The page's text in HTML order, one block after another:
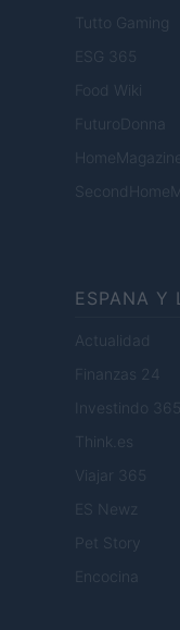
Tutto Gaming
ESG 365
Food Wiki
FuturoDonna
HomeMagazine
ESPANA Y
Actualidad
Finanzas 24
Investindo 365
Think.es
Viajar 365
ES Newz
Pet Story
Encocina